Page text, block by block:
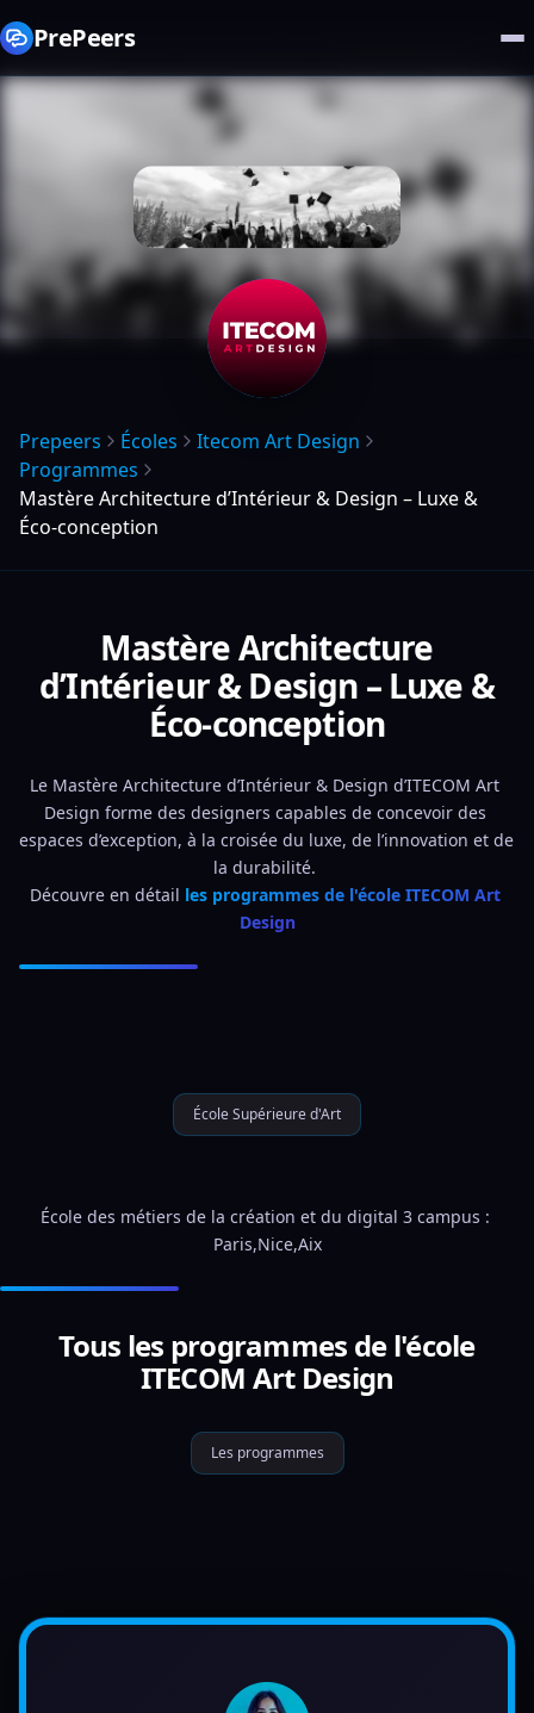
PrePeers
Prepeers Écoles
Itecom Art Design
Programmes
Mastère Architecture d’Intérieur & Design – Luxe &
Éco-conception
Mastère Architecture
d’Intérieur & Design – Luxe &
Éco-conception
Le Mastère Architecture d’Intérieur & Design d’ITECOM Art
Design forme des designers capables de concevoir des
espaces d’exception, à la croisée du luxe, de l’innovation et de
la durabilité.
Découvre en détail les programmes de l'école ITECOM Art
Design
École Supérieure d'Art
École des métiers de la création et du digital 3 campus :
Paris,Nice,Aix
Tous les programmes de l'école
ITECOM Art Design
Les programmes